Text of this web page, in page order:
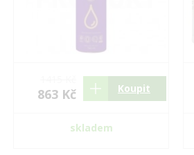
863 Kč Koupit
skladem